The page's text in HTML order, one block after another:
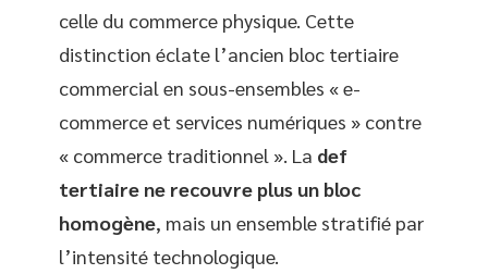
celle du commerce physique. Cette
distinction éclate l’ancien bloc tertiaire
commercial en sous-ensembles « e-
commerce et services numériques » contre
« commerce traditionnel ». La def
tertiaire ne recouvre plus un bloc
homogène, mais un ensemble stratifié par
l’intensité technologique.